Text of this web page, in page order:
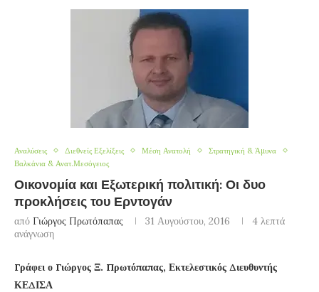
Αναλύσεις Διεθνείς Εξελίξεις Μέση Ανατολή
Στρατηγική & Άμυνα
Βαλκάνια & Ανατ.Μεσόγειος
Οικονομία και Εξωτερική πολιτική: Οι δυο
προκλήσεις του Ερντογάν
από Γιώργος Πρωτόπαπας 31 Αυγούστου, 2016
4 λεπτά
ανάγνωση
Γράφει ο Γιώργος Ξ. Πρωτόπαπας, Εκτελεστικός Διευθυντής
ΚΕΔΙΣΑ